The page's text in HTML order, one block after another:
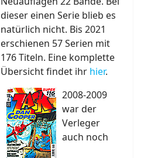
dieser einen Serie blieb es
natürlich nicht. Bis 2021
erschienen 57 Serien mit
176 Titeln. Eine komplette
Übersicht findet ihr hier.
2008-2009
war der
Verleger
auch noch